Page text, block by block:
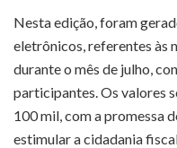
Nesta edição, foram
eletrônicos, referentes às
durante o mês de julho,
participantes. Os valores
100 mil, com a promessa
estimular a cidadania